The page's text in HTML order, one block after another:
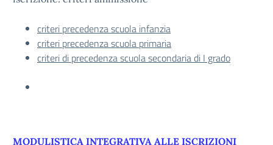
criteri precedenza scuola infanzia
criteri precedenza scuola primaria
criteri di precedenza scuola secondaria di I grado
MODULISTICA INTEGRATIVA ALLE ISCRIZIONI